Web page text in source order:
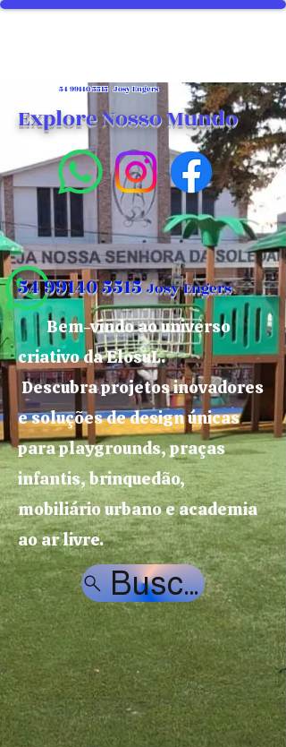
54 99140 5515Josy Engers
Explore Nosso Mundo
54 99140 5515 Josy Engers
Bem-vindo ao universo
criativo da ElosuL.
Descubra projetos inovadores
e soluções de design únicas
para playgrounds, praças
infantis, brinquedão,
mobiliário urbano e academia
ao ar livre.
Buscar